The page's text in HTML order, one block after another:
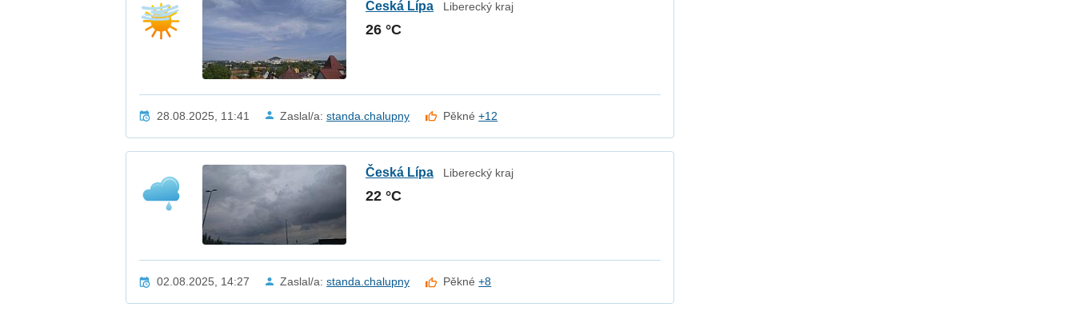
Česká Lípa Liberecký kraj
26 °C
28.08.2025, 11:41 Zaslal/a:standa.chalupny Pěkné+12
Česká Lípa Liberecký kraj
22 °C
02.08.2025, 14:27 Zaslal/a:standa.chalupny Pěkné+8